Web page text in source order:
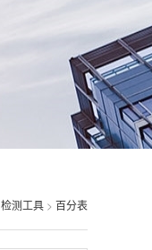
检测工具 > 百分表